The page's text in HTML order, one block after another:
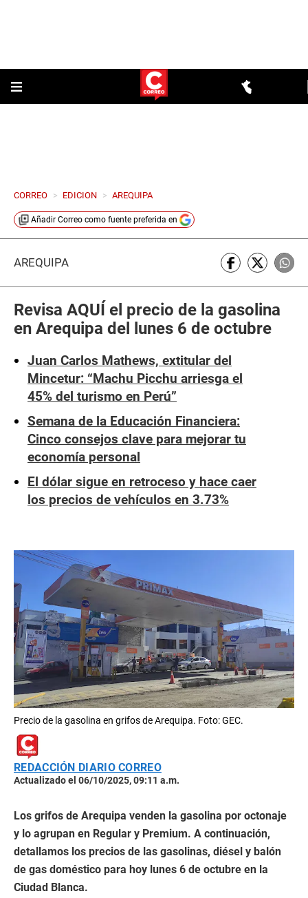
CORREO > EDICION > AREQUIPA
Añadir Correo como fuente preferida en
AREQUIPA
Revisa AQUÍ el precio de la gasolina
en Arequipa del lunes 6 de octubre
Juan Carlos Mathews, extitular del
Mincetur: “Machu Picchu arriesga el
45% del turismo en Perú”
Semana de la Educación Financiera:
Cinco consejos clave para mejorar tu
economía personal
El dólar sigue en retroceso y hace caer
los precios de vehículos en 3.73%
Precio de la gasolina en grifos de Arequipa. Foto: GEC.
REDACCIÓN DIARIO CORREO
Actualizado el 06/10/2025, 09:11 a.m.
Los grifos de Arequipa venden la gasolina por octonaje
y lo agrupan en Regular y Premium. A continuación,
detallamos los precios de las gasolinas, diésel y balón
de gas doméstico para hoy lunes 6 de octubre en la
Ciudad Blanca.